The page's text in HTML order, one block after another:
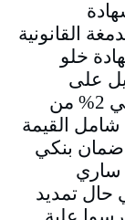
شهادة
من المسجل التجاري 2 /الدمغة القانونية
ذمة من الزكاة 4/ شهادة خلو
تسجيل على
القيمة المضافة 6/ إرفاق تامين مبدئي 2% من
شامل القيمة
بنكي
ساري
حال تمديد